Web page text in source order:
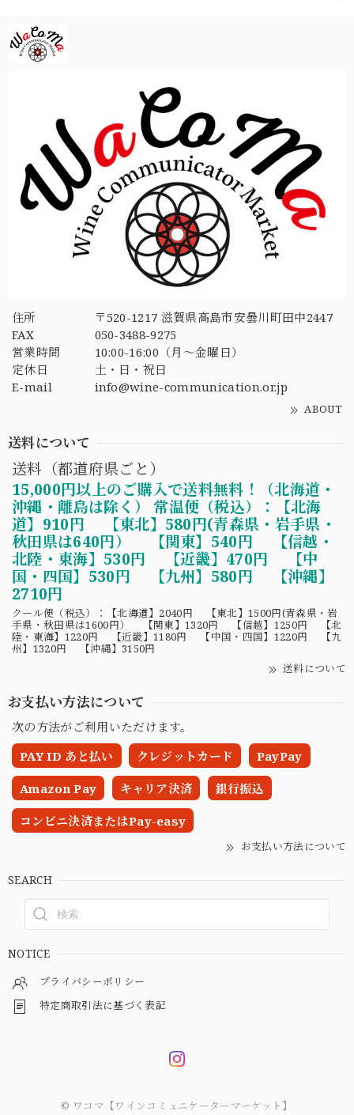
住所
〒520-1217 滋賀県高島市安曇川町田中2447
FAX
050-3488-9275
営業時間
10:00-16:00（月〜金曜日）
定休日
土・日・祝日
E-mail
info@wine-communication.or.jp
ABOUT
送料について
送料（都道府県ごと）
15,000円以上のご購入で送料無料！（北海道・
沖縄・離島は除く） 常温便（税込）：【北海
道】910円 【東北】580円(青森県・岩手県・
秋田県は640円） 【関東】540円 【信越・
北陸・東海】530円 【近畿】470円 【中
国・四国】530円 【九州】580円 【沖縄】
2710円
クール便（税込）：【北海道】2040円 【東北】1500円(青森県・岩
手県・秋田県は1600円） 【関東】1320円 【信越】1250円 【北
陸・東海】1220円 【近畿】1180円 【中国・四国】1220円 【九
州】1320円 【沖縄】3150円
送料について
お支払い方法について
次の方法がご利用いただけます。
PAY ID あと払い
クレジットカード PayPay
Amazon Pay キャリア決済 銀行振込
コンビニ決済またはPay-easy
お支払い方法について
SEARCH
NOTICE
プライバシーポリシー
特定商取引法に基づく表記
© ワコマ【ワインコミュニケーターマーケット】